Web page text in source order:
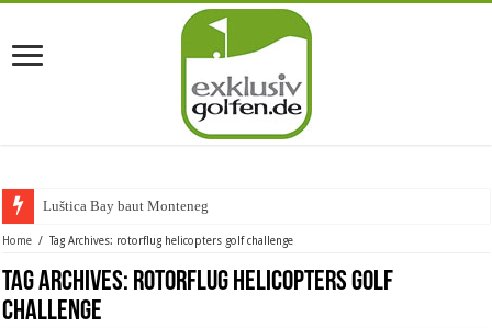
Luštica Bay baut Montenegros
Home / Tag Archives: rotorflug helicopters golf challenge
Tag Archives: rotorflug helicopters golf
challenge